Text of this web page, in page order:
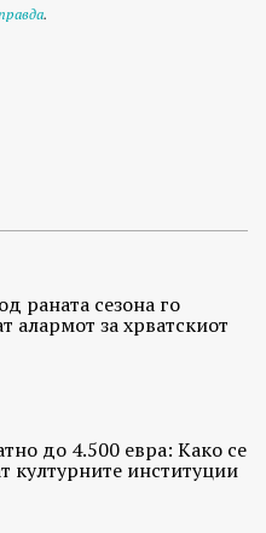
.
раната сезона го
алармот за хрватскиот
до 4.500 евра: Како се
културните институции